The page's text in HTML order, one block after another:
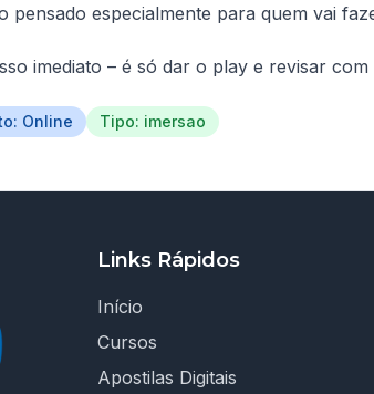
pensado especialmente para quem vai
imediato – é só dar o play e revisar com
Online Tipo: imersao
Links Rápidos
Início
Cursos
Apostilas Digitais